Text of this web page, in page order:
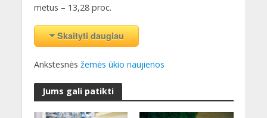
metus – 13,28 proc.
Skaityti daugiau
Ankstesnės žemės ūkio naujienos
Jums gali patikti